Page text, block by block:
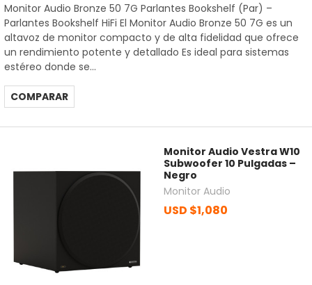
Monitor Audio Bronze 50 7G Parlantes Bookshelf (Par) –
Parlantes Bookshelf HiFi El Monitor Audio Bronze 50 7G es un
altavoz de monitor compacto y de alta fidelidad que ofrece
un rendimiento potente y detallado Es ideal para sistemas
estéreo donde se...
COMPARAR
Monitor Audio Vestra W10
Subwoofer 10 Pulgadas –
Negro
Monitor Audio
USD $1,080